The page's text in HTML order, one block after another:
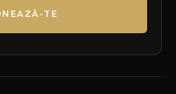
TE